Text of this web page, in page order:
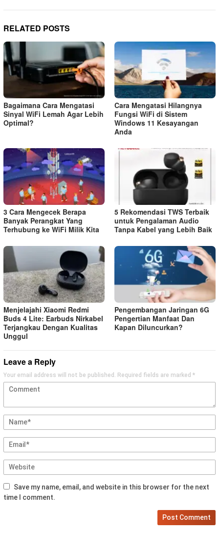
RELATED POSTS
Bagaimana Cara Mengatasi
Sinyal WiFi Lemah Agar Lebih
Optimal?
Cara Mengatasi Hilangnya
Fungsi WiFi di Sistem
Windows 11 Kesayangan
Anda
3 Cara Mengecek Berapa
Banyak Perangkat Yang
Terhubung ke WiFi Milik Kita
5 Rekomendasi TWS Terbaik
untuk Pengalaman Audio
Tanpa Kabel yang Lebih Baik
Menjelajahi Xiaomi Redmi
Buds 4 Lite: Earbuds Nirkabel
Terjangkau Dengan Kualitas
Unggul
Pengembangan Jaringan 6G
Pengertian Manfaat Dan
Kapan Diluncurkan?
Leave a Reply
Your email address will not be published. Required fields are marked *
Save my name, email, and website in this browser for the next
time I comment.